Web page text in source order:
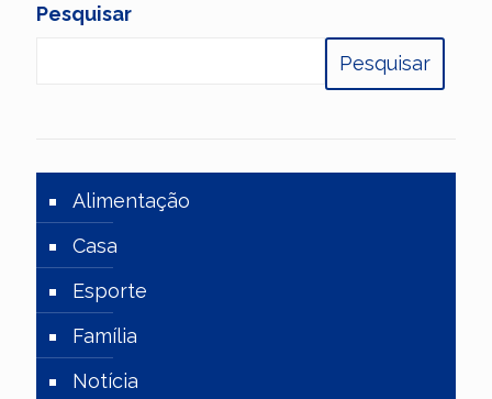
Pesquisar
Pesquisar
Alimentação
Casa
Esporte
Família
Notícia